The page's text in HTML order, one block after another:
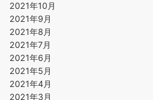
2021年10月
2021年9月
2021年8月
2021年7月
2021年6月
2021年5月
2021年4月
2021年3月